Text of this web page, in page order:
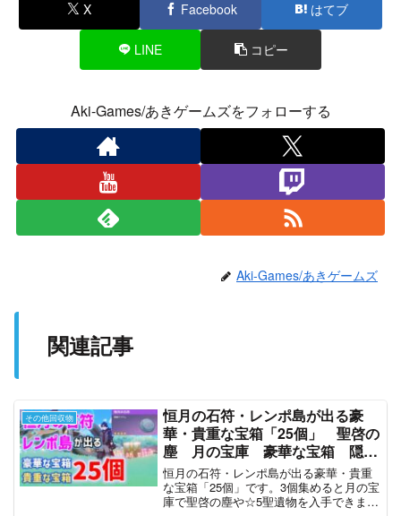
X Facebook はてブ
LINE コピー
Aki-Games/あきゲームズをフォローする
Aki-Games/あきゲームズ
関連記事
その他回収物
恒月の石符・レンポ島が出る豪
華・貴重な宝箱「25個」 聖啓の
塵 月の宝庫 豪華な宝箱 隠し
宝箱 地霊壇 ナド・クライ 祈
聖のエリクシルから変わりまし
た 原神 攻略
恒月の石符・レンポ島が出る豪華・貴重
な宝箱「25個」です。3個集めると月の宝
庫で聖啓の塵や☆5聖遺物を入手できま